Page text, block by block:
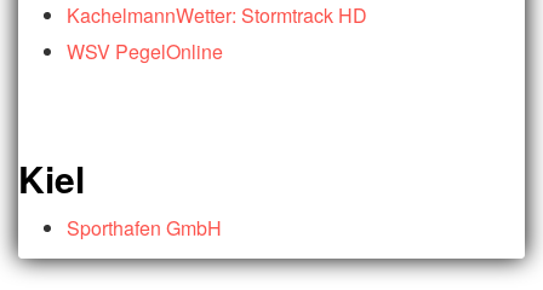
KachelmannWetter: Stormtrack HD
WSV PegelOnline
Kiel
Sporthafen GmbH